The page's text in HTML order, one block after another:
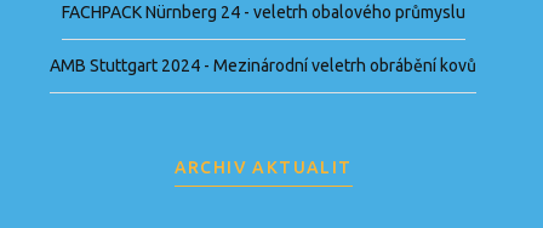
FACHPACK Nürnberg 24 - veletrh obalového průmyslu
AMB Stuttgart 2024 - Mezinárodní veletrh obrábění kovů
ARCHIV AKTUALIT